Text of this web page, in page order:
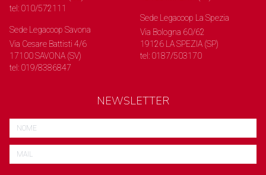
tel: 010/572111
Sede Legacoop Savona
Via Cesare Battisti 4/6
17100 SAVONA (SV)
tel: 019/8386847
Sede Legacoop La Spezia
Via Bologna 60/62
19126 LA SPEZIA (SP)
tel: 0187/503170
NEWSLETTER